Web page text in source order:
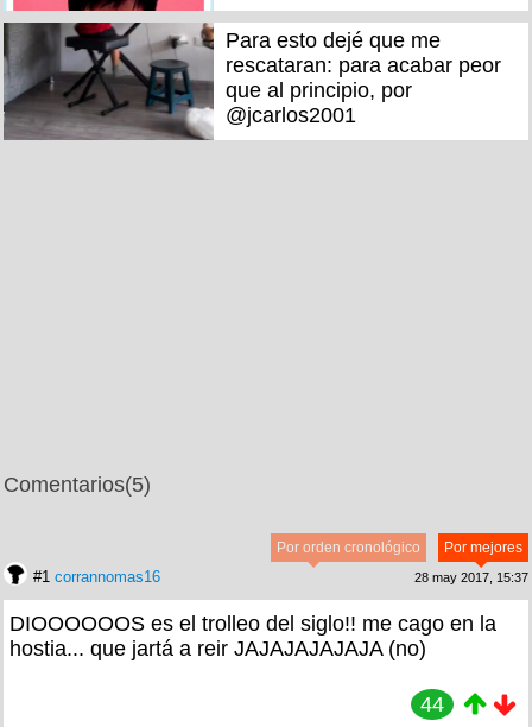
Para esto dejé que me
rescataran: para acabar peor
que al principio, por
@jcarlos2001
Comentarios(5)
Por mejores
Por orden cronológico
#1 corrannomas16 28 may 2017, 15:37
DIOOOOOOS es el trolleo del siglo!! me cago en la
hostia... que jartá a reir JAJAJAJAJAJA (no)
44